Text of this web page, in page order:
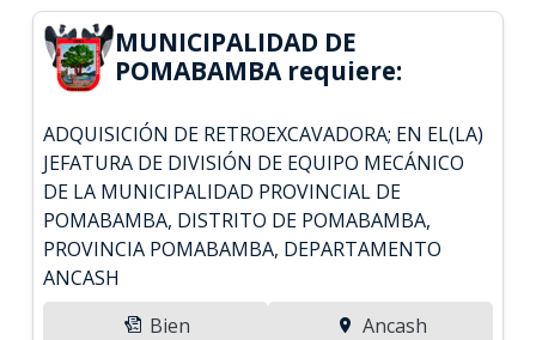
MUNICIPALIDAD DE
POMABAMBA requiere:
ADQUISICIÓN DE RETROEXCAVADORA; EN EL(LA)
JEFATURA DE DIVISIÓN DE EQUIPO MECÁNICO
DE LA MUNICIPALIDAD PROVINCIAL DE
POMABAMBA, DISTRITO DE POMABAMBA,
PROVINCIA POMABAMBA, DEPARTAMENTO
ANCASH
Bien
Ancash